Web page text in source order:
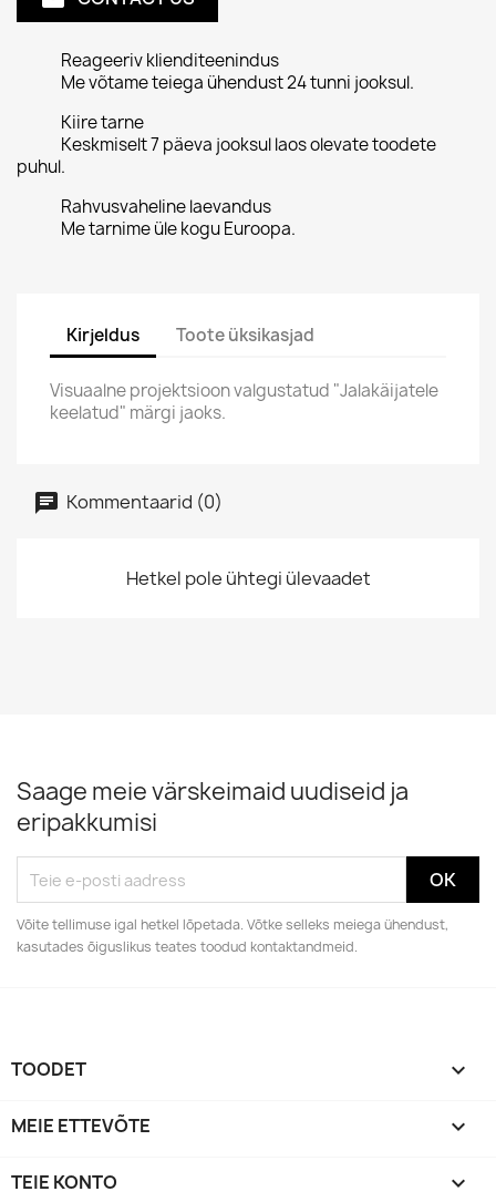
Reageeriv klienditeenindus
Me võtame teiega ühendust 24 tunni jooksul.
Kiire tarne
Keskmiselt 7 päeva jooksul laos olevate toodete
puhul.
Rahvusvaheline laevandus
Me tarnime üle kogu Euroopa.
Kirjeldus Toote üksikasjad
Visuaalne projektsioon valgustatud "Jalakäijatele
keelatud" märgi jaoks.
Kommentaarid (0)
Hetkel pole ühtegi ülevaadet
Saage meie värskeimaid uudiseid ja
eripakkumisi
Võite tellimuse igal hetkel lõpetada. Võtke selleks meiega ühendust,
kasutades õiguslikus teates toodud kontaktandmeid.
TOODET 
MEIE ETTEVÕTE 
TEIE KONTO 